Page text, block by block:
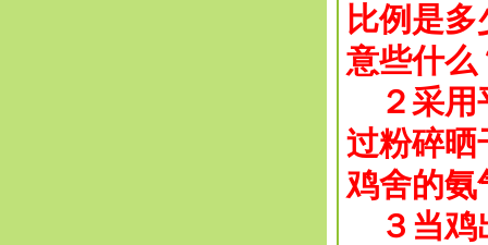
比例是
意些什么
２采用
过粉碎晒
鸡舍的氨
３当鸡